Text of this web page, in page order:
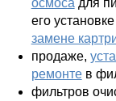
его
замене
продаже,
ремонтев
фильтров